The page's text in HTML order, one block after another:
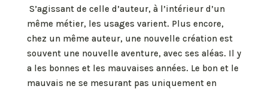
S’agissant de celle d’auteur, à l’intérieur d’un
même métier, les usages varient. Plus encore,
chez un même auteur, une nouvelle création est
souvent une nouvelle aventure, avec ses aléas. Il y
a les bonnes et les mauvaises années. Le bon et le
mauvais ne se mesurant pas uniquement en